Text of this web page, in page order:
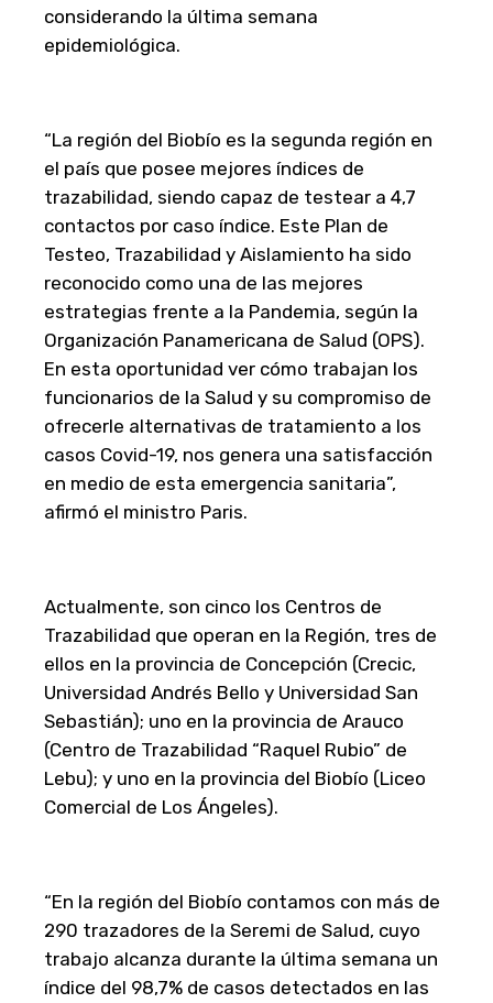
considerando la última semana
epidemiológica.
“La región del Biobío es la segunda región en
el país que posee mejores índices de
trazabilidad, siendo capaz de testear a 4,7
contactos por caso índice. Este Plan de
Testeo, Trazabilidad y Aislamiento ha sido
reconocido como una de las mejores
estrategias frente a la Pandemia, según la
Organización Panamericana de Salud (OPS).
En esta oportunidad ver cómo trabajan los
funcionarios de la Salud y su compromiso de
ofrecerle alternativas de tratamiento a los
casos Covid-19, nos genera una satisfacción
en medio de esta emergencia sanitaria”,
afirmó el ministro Paris.
Actualmente, son cinco los Centros de
Trazabilidad que operan en la Región, tres de
ellos en la provincia de Concepción (Crecic,
Universidad Andrés Bello y Universidad San
Sebastián); uno en la provincia de Arauco
(Centro de Trazabilidad “Raquel Rubio” de
Lebu); y uno en la provincia del Biobío (Liceo
Comercial de Los Ángeles).
“En la región del Biobío contamos con más de
290 trazadores de la Seremi de Salud, cuyo
trabajo alcanza durante la última semana un
índice del 98,7% de casos detectados en las